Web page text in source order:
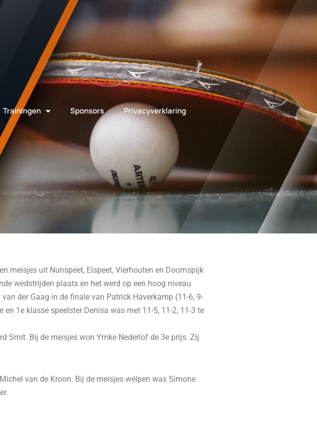
Trainingen Sponsors Privacyverklaring
meisjes uit Nunspeet, Elspeet, Vierhouten en Doornspijk
wedstrijden plaats en het werd op een hoog niveau
der Gaag in de finale van Patrick Haverkamp (11-6, 9-
1e klasse speelster Denisa was met 11-5, 11-2, 11-3 te
Smit. Bij de meisjes won Ymke Nederlof de 3e prijs. Zij
van de Kroon. Bij de meisjes welpen was Simone